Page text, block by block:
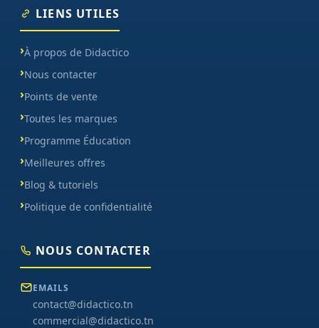
LIENS UTILES
À propos de Didactico
Nous contacter
Points de vente
Toutes les marques
Programme Éducation
Meilleures offres
Blog & tutoriels
Politique de confidentialité
NOUS CONTACTER
EMAILS
contact@didactico.tn
commercial@didactico.tn